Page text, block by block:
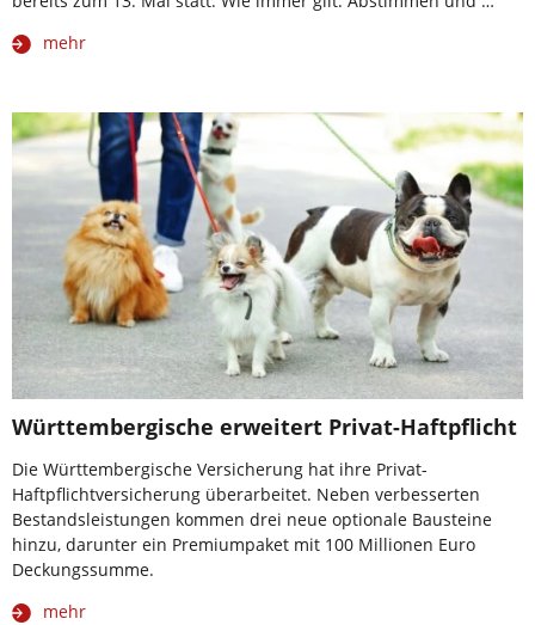
mehr
Württembergische erweitert Privat-Haftpflicht
Die Württembergische Versicherung hat ihre Privat-
Haftpflichtversicherung überarbeitet. Neben verbesserten
Bestandsleistungen kommen drei neue optionale Bausteine
hinzu, darunter ein Premiumpaket mit 100 Millionen Euro
Deckungssumme.
mehr